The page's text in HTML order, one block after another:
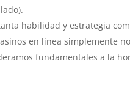
habilidad y estrategia
en línea simplemente
fundamentales a la